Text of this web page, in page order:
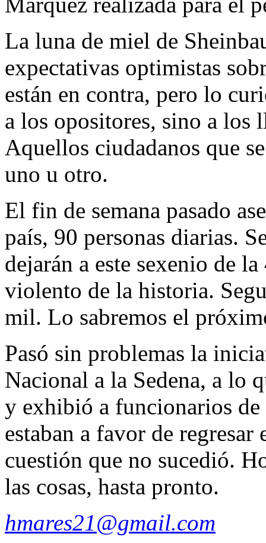
La luna de miel de
expectativas optimistas
están en contra, pero lo
a los opositores, sino a los
Aquellos ciudadanos que
uno u otro.
El fin de semana pasado
país, 90 personas diarias.
dejarán a este sexenio de
violento de la historia.
mil. Lo sabremos el
Pasó sin problemas la
Nacional a la Sedena, a lo
y exhibió a funcionarios
estaban a favor de
cuestión que no sucedió.
las cosas, hasta pronto.
hmares21@gmail.com